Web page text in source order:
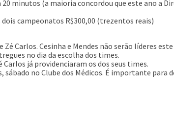
minutos (a maioria concordou que este ano a
campeonatos R$300,00 (trezentos reais)
Carlos. Cesinha e Mendes não serão líderes
no dia da escolha dos times.
já providenciaram os dos seus times.
sábado no Clube dos Médicos. É importante